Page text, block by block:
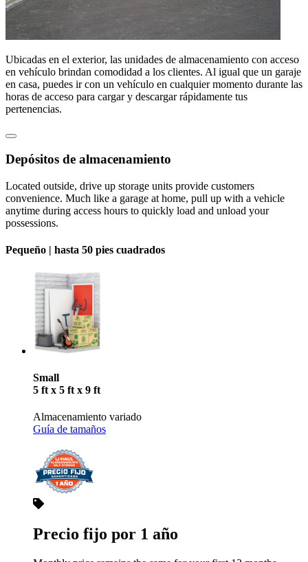
Ubicadas en el exterior, las unidades de almacenamiento con acceso
en vehículo brindan comodidad a los clientes. Al igual que un garaje
en casa, puedes ir con un vehículo en cualquier momento durante las
horas de acceso para cargar y descargar rápidamente tus
pertenencias.
Depósitos de almacenamiento
Located outside, drive up storage units provide customers
convenience. Much like a garage at home, pull up with a vehicle
anytime during access hours to quickly load and unload your
possessions.
Pequeño | hasta 50 pies cuadrados
Small
5 ft x 5 ft x 9 ft
Almacenamiento variado
Guía de tamaños
Precio fijo por 1 año